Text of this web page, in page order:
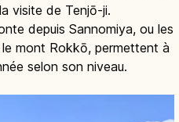
visite de Tenjō-ji.
depuis Sannomiya, ou les
mont Rokkō, permettent à
selon son niveau.